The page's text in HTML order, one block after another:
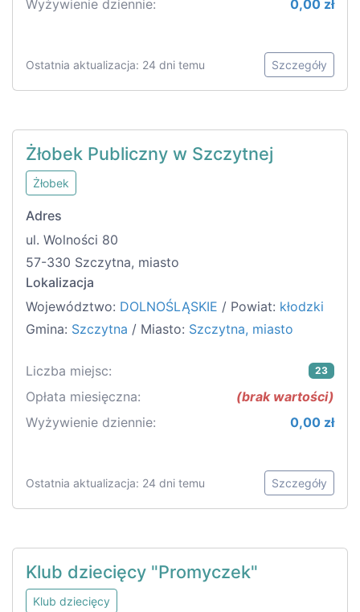
Wyżywienie dziennie:
0,00 zł
Ostatnia aktualizacja: 24 dni temu Szczegóły
Żłobek Publiczny w Szczytnej
Żłobek
Adres
ul. Wolności 80
57-330 Szczytna, miasto
Lokalizacja
Województwo: DOLNOŚLĄSKIE / Powiat: kłodzki
Gmina: Szczytna / Miasto: Szczytna, miasto
Liczba miejsc: 23
Opłata miesięczna:
(brak wartości)
Wyżywienie dziennie:
0,00 zł
Ostatnia aktualizacja: 24 dni temu Szczegóły
Klub dziecięcy "Promyczek"
Klub dziecięcy